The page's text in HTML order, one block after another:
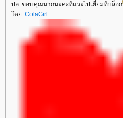
ปล. ขอบคุณมากนะคะที่แวะไปเยี่ยมที่บล็อก
โดย: ColaGirl